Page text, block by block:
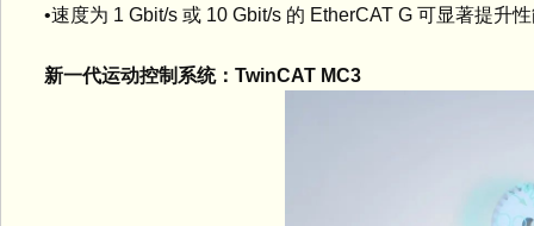
•速度为 1 Gbit/s 或 10 Gbit/s 的 EtherCAT G 可显著提升
新一代运动控制系统：TwinCAT MC3